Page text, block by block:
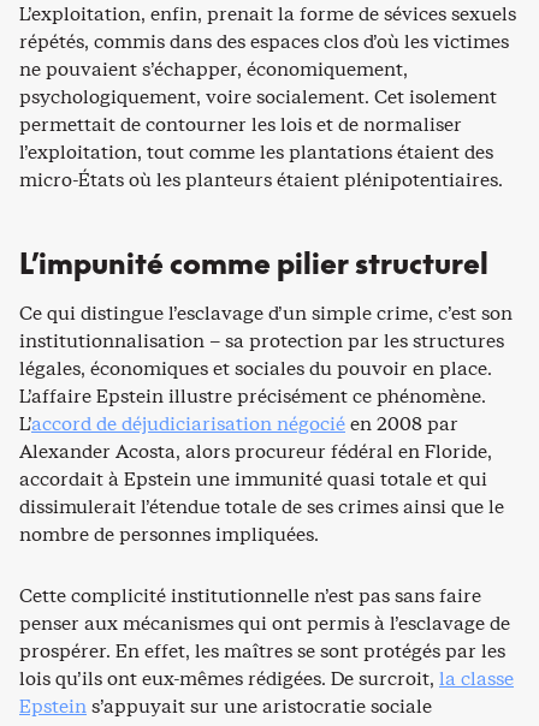
L’exploitation, enfin, prenait la forme de sévices sexuels
répétés, commis dans des espaces clos d’où les victimes
ne pouvaient s’échapper, économiquement,
psychologiquement, voire socialement. Cet isolement
permettait de contourner les lois et de normaliser
l’exploitation, tout comme les plantations étaient des
micro-États où les planteurs étaient plénipotentiaires.
L’impunité comme pilier structurel
Ce qui distingue l’esclavage d’un simple crime, c’est son
institutionnalisation – sa protection par les structures
légales, économiques et sociales du pouvoir en place.
L’affaire Epstein illustre précisément ce phénomène.
L’accord de déjudiciarisation négociéen 2008 par
Alexander Acosta, alors procureur fédéral en Floride,
accordait à Epstein une immunité quasi totale et qui
dissimulerait l’étendue totale de ses crimes ainsi que le
nombre de personnes impliquées.
Cette complicité institutionnelle n’est pas sans faire
penser aux mécanismes qui ont permis à l’esclavage de
prospérer. En effet, les maîtres se sont protégés par les
lois qu’ils ont eux-mêmes rédigées. De surcroit, la classe
Epsteins’appuyait sur une aristocratie sociale